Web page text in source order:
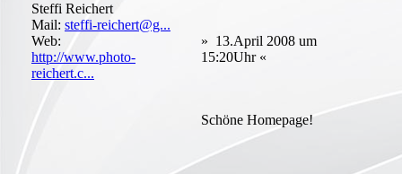
Steffi Reichert
Mail: steffi-reichert@g...
Web:
http://www.photo-
reichert.c...
» 13.April 2008 um
15:20Uhr «
Schöne Homepage!